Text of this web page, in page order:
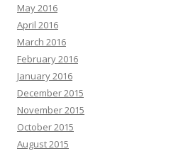
May 2016
April 2016
March 2016
February 2016
January 2016
December 2015
November 2015
October 2015
August 2015